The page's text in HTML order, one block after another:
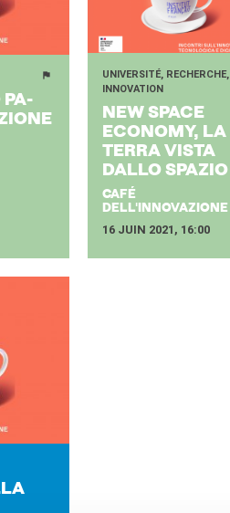
PA­
UNIVERSITÉ, RECHERCHE,
INNOVATION
NEW SPACE
ECO­NO­MY, LA
TERRA VISTA
DALLO SPA­ZIO
CAFÉ
DELL'INNOVAZIONE
16 JUIN 2021, 16:00